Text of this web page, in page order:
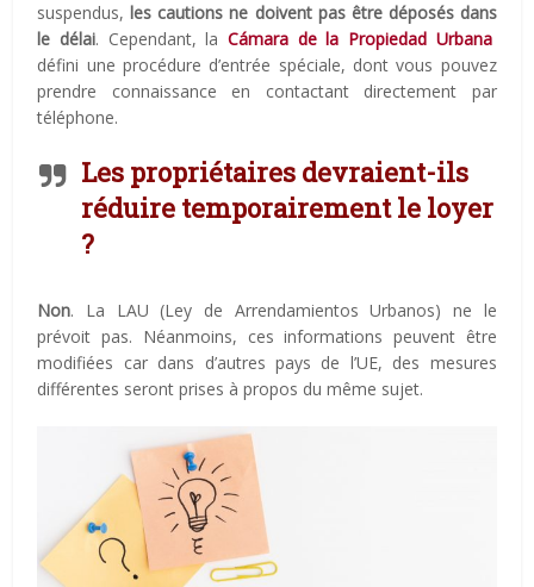
suspendus,les cautions ne doivent pas être déposés dans
le délai. Cependant, laCámara de la Propiedad Urbana
défini une procédure d’entrée spéciale, dont vous pouvez
prendre connaissance en contactant directement par
téléphone.
Les propriétaires devraient-ils
réduire temporairement le loyer
?
Non. La LAU (Ley de Arrendamientos Urbanos) ne le
prévoit pas. Néanmoins, ces informations peuvent être
modifiées car dans d’autres pays de l’UE, des mesures
différentes seront prises à propos du même sujet.